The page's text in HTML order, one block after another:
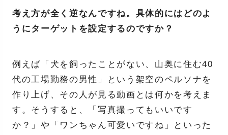
考え方が全く逆なんですね。具体的にはどのよ
うにターゲットを設定するのですか？
例えば「犬を飼ったことがない、山奥に住む40
代の工場勤務の男性」という架空のペルソナを
作り上げ、その人が見る動画とは何かを考えま
す。そうすると、「写真撮ってもいいです
か？」や「ワンちゃん可愛いですね」といった